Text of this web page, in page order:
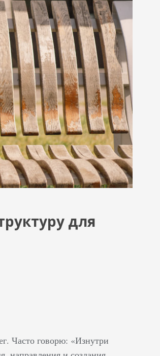
для
Часто говорю: «Изнутри